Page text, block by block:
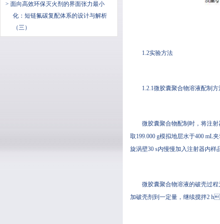
> 面向高效环保灭火剂的界面张力最小
化：短链氟碳复配体系的设计与解析
（三）
1.2实验方法
1.2.1微胶囊聚合物溶液配制方
微胶囊聚合物配制时，将注射
取199.000 g模拟地层水于400 mL夹套
旋涡壁30 s内慢慢加入注射器内
微胶囊聚合物溶液的破壳过程
加破壳剂到一定量，继续搅拌2